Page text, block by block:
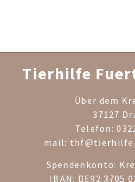
Tierhilfe
Über dem
37127
Telefon:
mail:
Spendenkonto:
IBAN: DE92 3705